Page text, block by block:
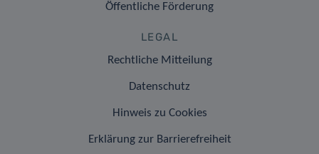
Öffentliche Förderung
LEGAL
Rechtliche Mitteilung
Datenschutz
Hinweis zu Cookies
Erklärung zur Barrierefreiheit